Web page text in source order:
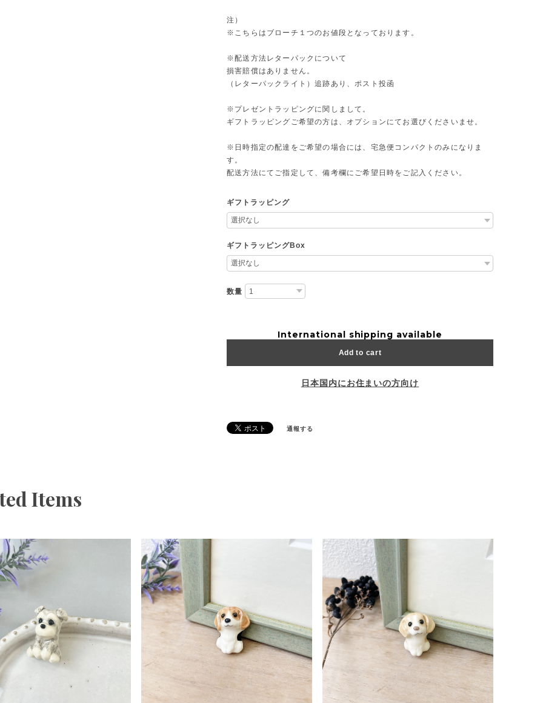
注）
※こちらはブローチ１つのお値段となっております。
※配送方法レターパックについて
損害賠償はありません。
（レターパックライト）追跡あり、ポスト投函
※プレゼントラッピングに関しまして。
ギフトラッピングご希望の方は、オプションにてお選びくださいませ。
※日時指定の配達をご希望の場合には、宅急便コンパクトのみになりま
す。
配送方法にてご指定して、備考欄にご希望日時をご記入ください。
ギフトラッピング
ギフトラッピングBox
数量
International shipping available
Add to cart
日本国内にお住まいの方向け
通報する
Items